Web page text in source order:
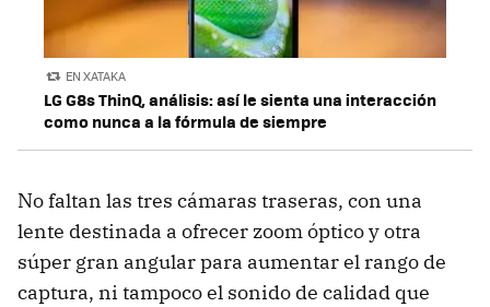
EN XATAKA
LG G8s ThinQ, análisis: así le sienta una interacción
como nunca a la fórmula de siempre
No faltan las tres cámaras traseras, con una
lente destinada a ofrecer zoom óptico y otra
súper gran angular para aumentar el rango de
captura, ni tampoco el sonido de calidad que